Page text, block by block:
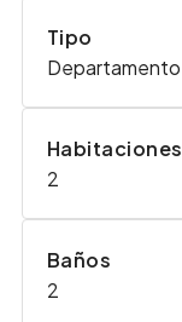
Tipo
Departamento
Habitaciones
2
Baños
2